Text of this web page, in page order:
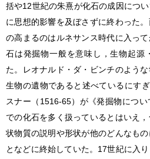
括や12世紀の朱熹が化石の成因につ
に思想的影響を及ぼさずに終わった
の高まるのはルネサンス時代に入っ
石は発掘物一般を意味し，生物起源
た。レオナルド・ダ・ビンチのよう
生物の遺物であると述べているにす
スナー（1516-65）が《発掘物につ
での化石を多く扱っているとはいえ
状物質の説明や形状が他のどんなも
となどに終始していた。17世紀に入